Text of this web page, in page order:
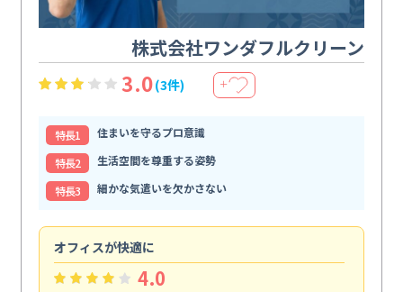
株式会社ワンダフルクリーン
3.0(3件) ＋
特⻑1
住まいを守るプロ意識
特⻑2
生活空間を尊重する姿勢
特⻑3
細かな気遣いを欠かさない
オフィスが快適に
4.0